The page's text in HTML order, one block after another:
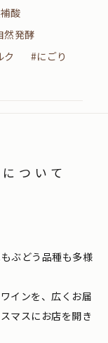
酸
然発酵
ク
#にごり
ついて
ぶどう品種も多様
インを、広くお届
マスにお店を開き